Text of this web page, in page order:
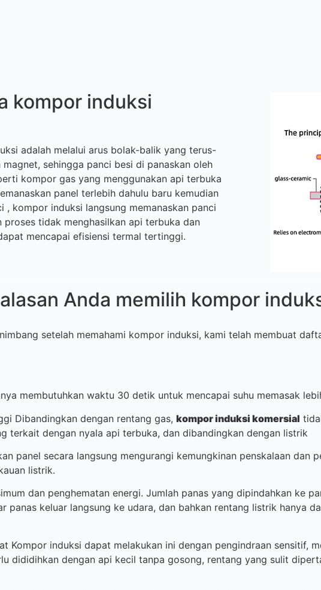
kompor induksi
adalah melalui arus bolak-balik yang terus-
magnet, sehingga panci besi di panaskan oleh
kompor gas yang menggunakan api terbuka
panel terlebih dahulu baru kemudian
, kompor induksi langsung memanaskan panci
proses tidak menghasilkan api terbuka dan
mencapai efisiensi termal tertinggi.
Anda memilih kompor
setelah memahami kompor induksi, kami telah membuat
membutuhkan waktu 30 detik untuk mencapai suhu memasak
Dibandingkan dengan rentang gas, kompor induksi komersial
terkait dengan nyala api terbuka, dan dibandingkan dengan listrik
panel secara langsung mengurangi kemungkinan penskalaan dan
listrik.
dan penghematan energi. Jumlah panas yang dipindahkan ke
panas keluar langsung ke udara, dan bahkan rentang listrik hanya
induksi dapat melakukan ini dengan pengindraan sensitif,
dididihkan dengan api kecil tanpa gosong, rentang yang sulit